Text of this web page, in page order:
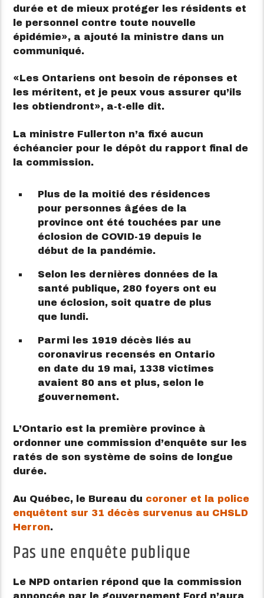
durée et de mieux protéger les résidents et
le personnel contre toute nouvelle
épidémie
, a ajouté la ministre dans un
communiqué.
Les Ontariens ont besoin de réponses et
les méritent, et je peux vous assurer qu’ils
les obtiendront
, a-t-elle dit.
La ministre Fullerton n’a fixé aucun
échéancier pour le dépôt du rapport final de
la commission.
Plus de la moitié des résidences
pour personnes âgées de la
province ont été touchées par une
éclosion de COVID-19 depuis le
début de la pandémie.
Selon les dernières données de la
santé publique, 280 foyers ont eu
une éclosion, soit quatre de plus
que lundi.
Parmi les 1919 décès liés au
coronavirus recensés en Ontario
en date du 19 mai, 1338 victimes
avaient 80 ans et plus, selon le
gouvernement.
L’Ontario est la première province à
ordonner une commission d’enquête sur les
ratés de son système de soins de longue
durée.
Au Québec, le Bureau du coroner et la police
enquêtent sur 31 décès survenus au CHSLD
Herron.
Pas une enquête publique
Le NPD ontarien répond que la commission